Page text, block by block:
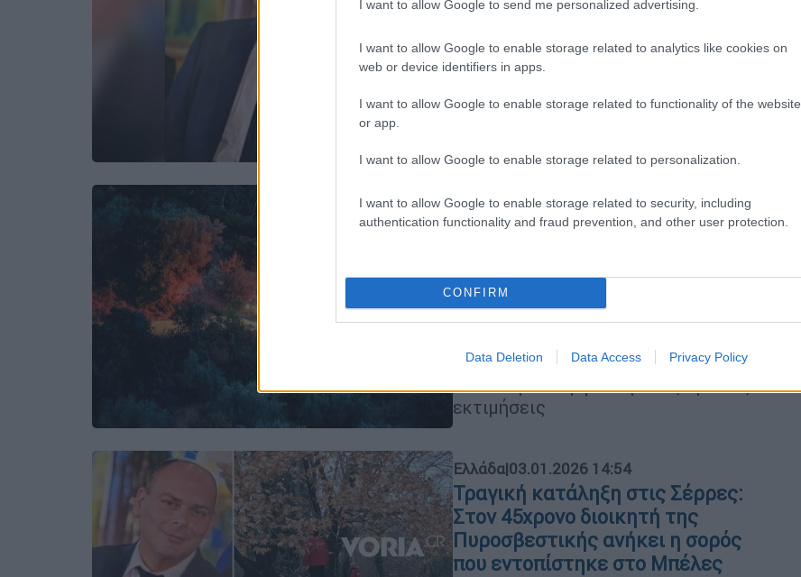
I want to allow Google to send me personalized advertising.
I want to allow Google to enable storage related to analytics like cookies on
web or device identifiers in apps.
I want to allow Google to enable storage related to functionality of the website
or app.
I want to allow Google to enable storage related to personalization.
I want to allow Google to enable storage related to security, including
authentication functionality and fraud prevention, and other user protection.
CONFIRM
Data Deletion Data Access Privacy Policy
Αποκλείεται το σενάριο
εγκληματικής ενέργειας - Στο
μικροσκόπιο υποθερμία ή αυτοχειρία
Ελλάδα 04.01.2026 09:36
Αποκαλύψεις για τον νεκρό
μόνο μποξεράκι και κάλτσες»
Το πτώμα του Κωνσταντίνου Γκίνη
Μπέλλες - Πιθανότερο σενάριο η
αυτοχειρία σύμφωνα με τις πρώτες
εκτιμήσεις
Ελλάδα|03.01.2026 14:54
Τραγική κατάληξη στις Σέρρες:
Στον 45χρονο διοικητή της
Πυροσβεστικής ανήκει η σορός
που εντοπίστηκε στο Μπέλες